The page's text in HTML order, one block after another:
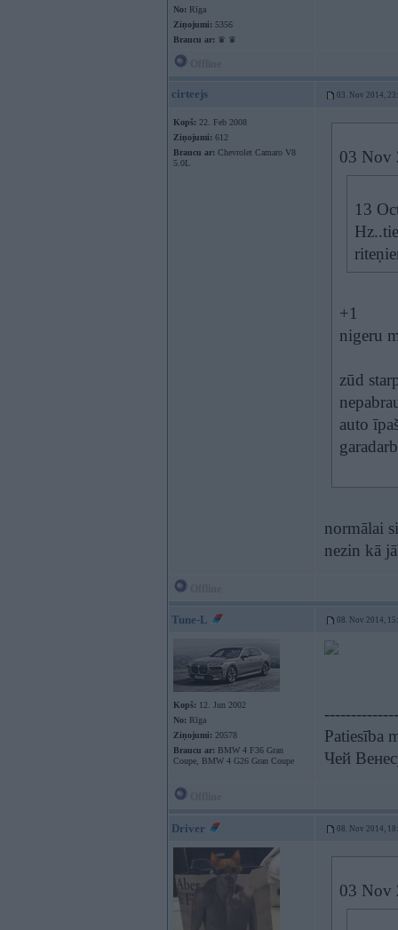
No: Rīga
Ziņojumi: 5356
Braucu ar: ♛ ♛
cirteejs 03. Nov 2014,
Kopš: 22. Feb 2008
Ziņojumi: 612
Braucu ar: Chevrolet Camaro V8
5.0L
03 Nov
13
+1
nigeru
zūd
auto
normālai
nezin kā
Tune-L 08. Nov 2014,
Kopš: 12. Jun 2002
No: Rīga
Ziņojumi: 20578
Braucu ar: BMW 4 F36 Gran
Coupe, BMW 4 G26 Gran Coupe
Patiesība
Чей
Driver 08. Nov 2014,
03 Nov